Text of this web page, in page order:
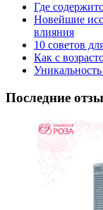
Где
Новейшие
влияния
10 советов
Как с
Последние